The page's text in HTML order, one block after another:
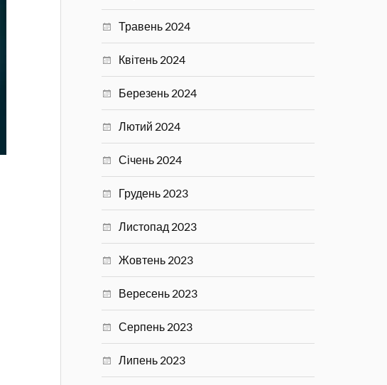
Травень 2024
Квітень 2024
Березень 2024
Лютий 2024
Січень 2024
Грудень 2023
Листопад 2023
Жовтень 2023
Вересень 2023
Серпень 2023
Липень 2023